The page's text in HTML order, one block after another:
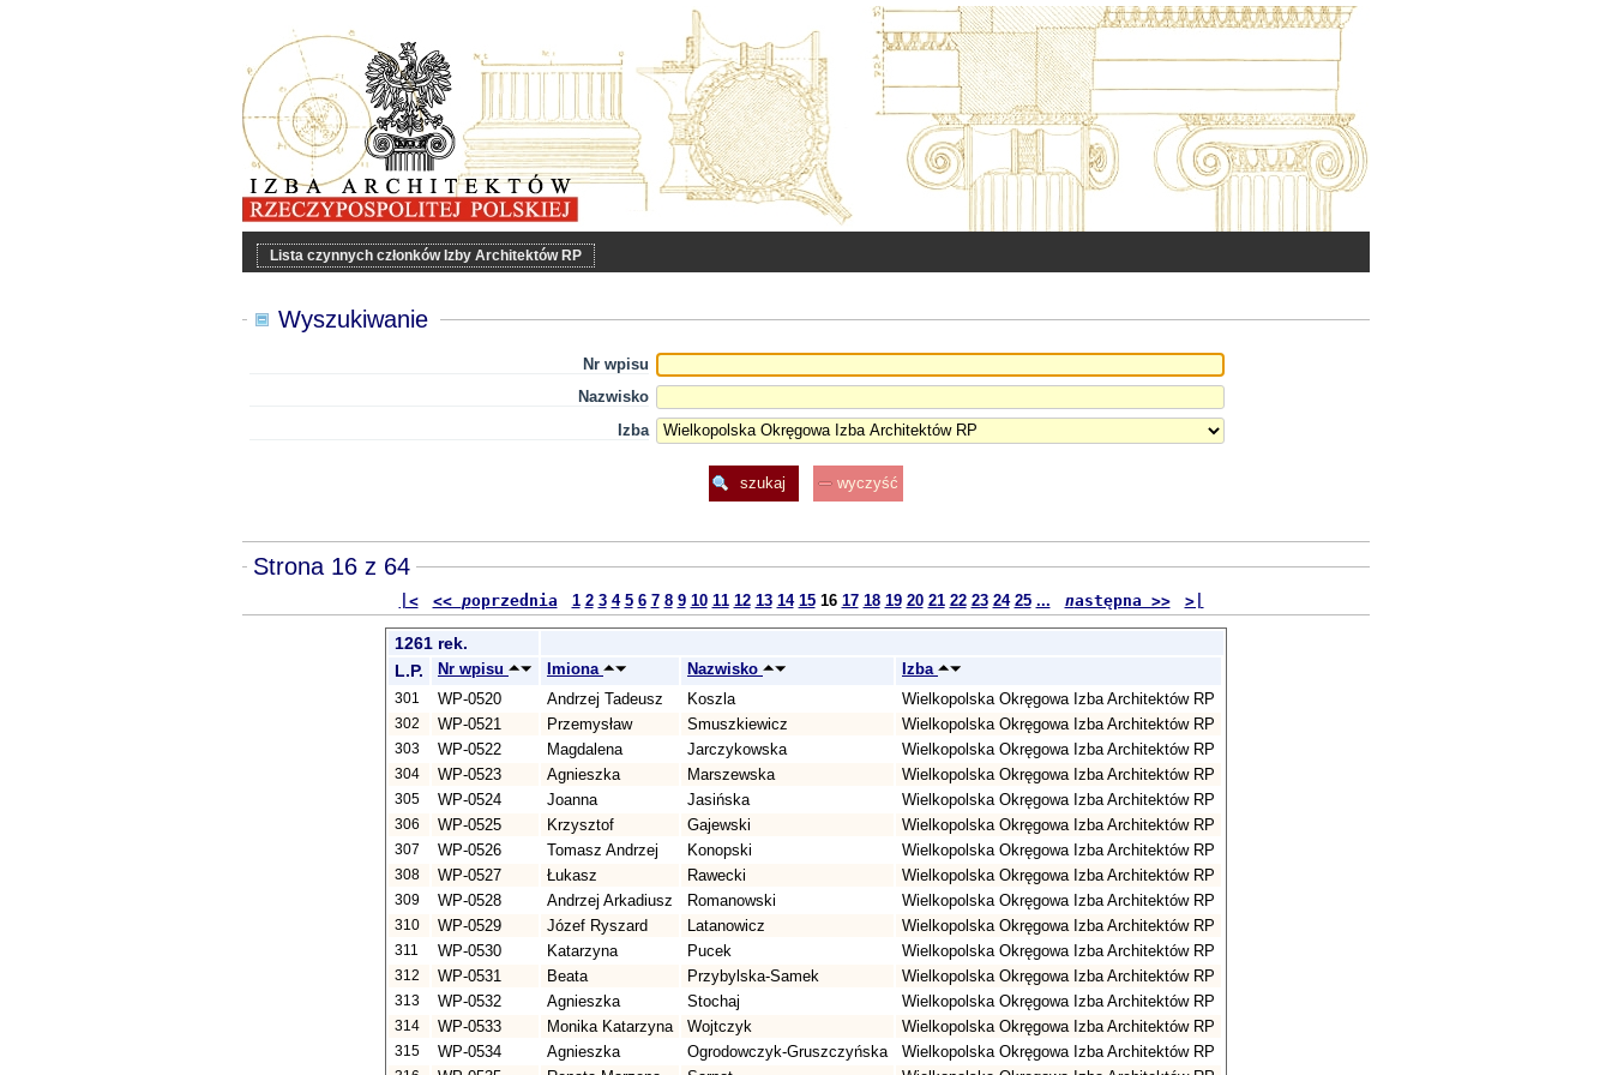
Lista czynnych członków Izby Architektów RP
Wyszukiwanie
Nr wpisu
Nazwisko
Izba
Strona 16 z 64
|< << poprzednia 1 2 3 4 5 6 7 8 9 10 11 12 13 14 15 16 17 18 19 20 21 22 23 24 25 ... następna >> >|
1261 rek.
L.P.
Nr wpisu Imiona Nazwisko Izba
301 WP-0520 Andrzej Tadeusz Koszla Wielkopolska Okręgowa Izba Architektów RP
302 WP-0521 Przemysław Smuszkiewicz Wielkopolska Okręgowa Izba Architektów RP
303 WP-0522 Magdalena Jarczykowska Wielkopolska Okręgowa Izba Architektów RP
304 WP-0523 Agnieszka Marszewska Wielkopolska Okręgowa Izba Architektów RP
305 WP-0524 Joanna Jasińska Wielkopolska Okręgowa Izba Architektów RP
306 WP-0525 Krzysztof Gajewski Wielkopolska Okręgowa Izba Architektów RP
307 WP-0526 Tomasz Andrzej Konopski Wielkopolska Okręgowa Izba Architektów RP
308 WP-0527 Łukasz Rawecki Wielkopolska Okręgowa Izba Architektów RP
309 WP-0528 Andrzej Arkadiusz Romanowski Wielkopolska Okręgowa Izba Architektów RP
310 WP-0529 Józef Ryszard Latanowicz Wielkopolska Okręgowa Izba Architektów RP
311 WP-0530 Katarzyna Pucek Wielkopolska Okręgowa Izba Architektów RP
312 WP-0531 Beata Przybylska-Samek Wielkopolska Okręgowa Izba Architektów RP
313 WP-0532 Agnieszka Stochaj Wielkopolska Okręgowa Izba Architektów RP
314 WP-0533 Monika Katarzyna Wojtczyk Wielkopolska Okręgowa Izba Architektów RP
315 WP-0534 Agnieszka Ogrodowczyk-Gruszczyńska Wielkopolska Okręgowa Izba Architektów RP